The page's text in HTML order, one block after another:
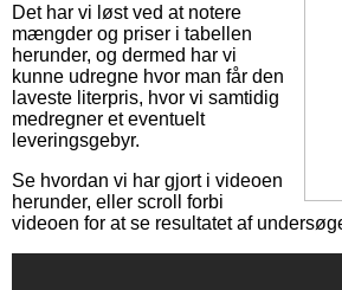
Det har vi løst ved at notere
mængder og priser i tabellen
herunder, og dermed har vi
kunne udregne hvor man får den
laveste literpris, hvor vi samtidig
medregner et eventuelt
leveringsgebyr.
Se hvordan vi har gjort i videoen
herunder, eller scroll forbi
videoen for at se resultatet af